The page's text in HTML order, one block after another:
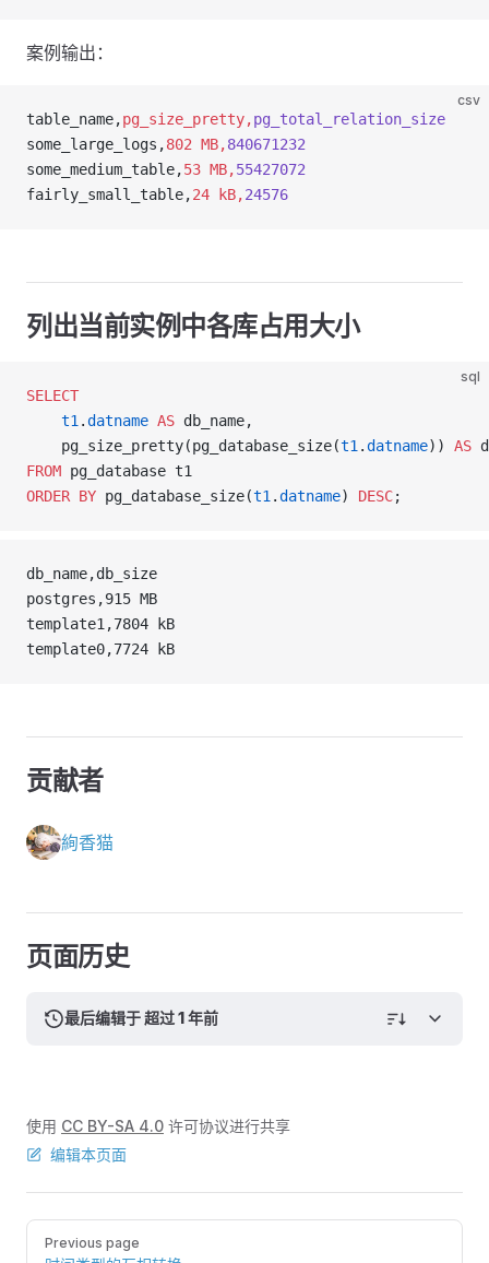
案例输出：
csv
table_name,pg_size_pretty,pg_total_relation_size
some_large_logs,802 MB,840671232
some_medium_table,53 MB,55427072
fairly_small_table,24 kB,24576
列出当前实例中各库占用大小
sql
SELECT
	t1
.datname AS db_name,
    pg_size_pretty(pg_database_size(
t1 .datname)) AS
FROM pg_database t1
ORDER BY pg_database_size(t1 .datname) DESC;
db_name,db_size
postgres,915 MB
template1,7804 kB
template0,7724 kB
贡献者
絢香猫
页面历史
最后编辑于 超过 1 年前
使用 CC BY-SA 4.0 许可协议进行共享
编辑本页面
PagerPrevious page